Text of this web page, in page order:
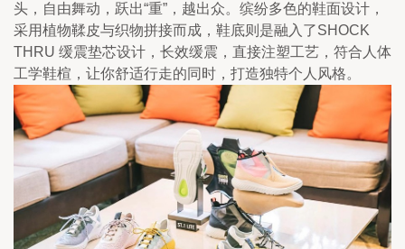
头，自由舞动，跃出“重”，越出众。缤纷多色的鞋面设计，
采用植物鞣皮与织物拼接而成，鞋底则是融入了SHOCK
THRU 缓震垫芯设计，长效缓震，直接注塑工艺，符合人体
工学鞋楦，让你舒适行走的同时，打造独特个人风格。